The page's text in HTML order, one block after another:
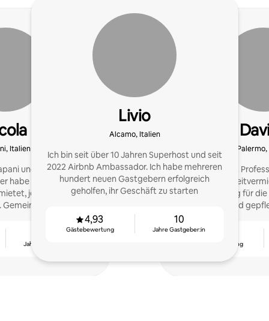
Italien
und liebe meine
habe ich eine
jetzt verwalte ich
werden wir
Jahre Gastgeber:in
Livio
Alcamo, Italien
Ich bin seit über 10 Jahren Superhost und seit
2022 Airbnb Ambassador. Ich habe mehreren
hundert neuen Gastgebern erfolgreich
geholfen, ihr Geschäft zu starten
4,93
Gästebewertung
10
Jahre Gastgeber:in
Ich verwalte mit
für
Unterstützung für die
einladendes und
Gästebewertung